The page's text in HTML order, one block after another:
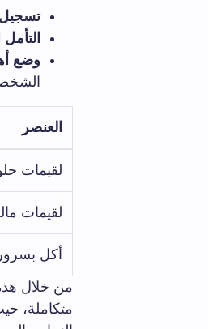
تسجيل
وضع
العنصر
لقيمات
لقيمات
أكل بسرور
من خلال
متكاملة،